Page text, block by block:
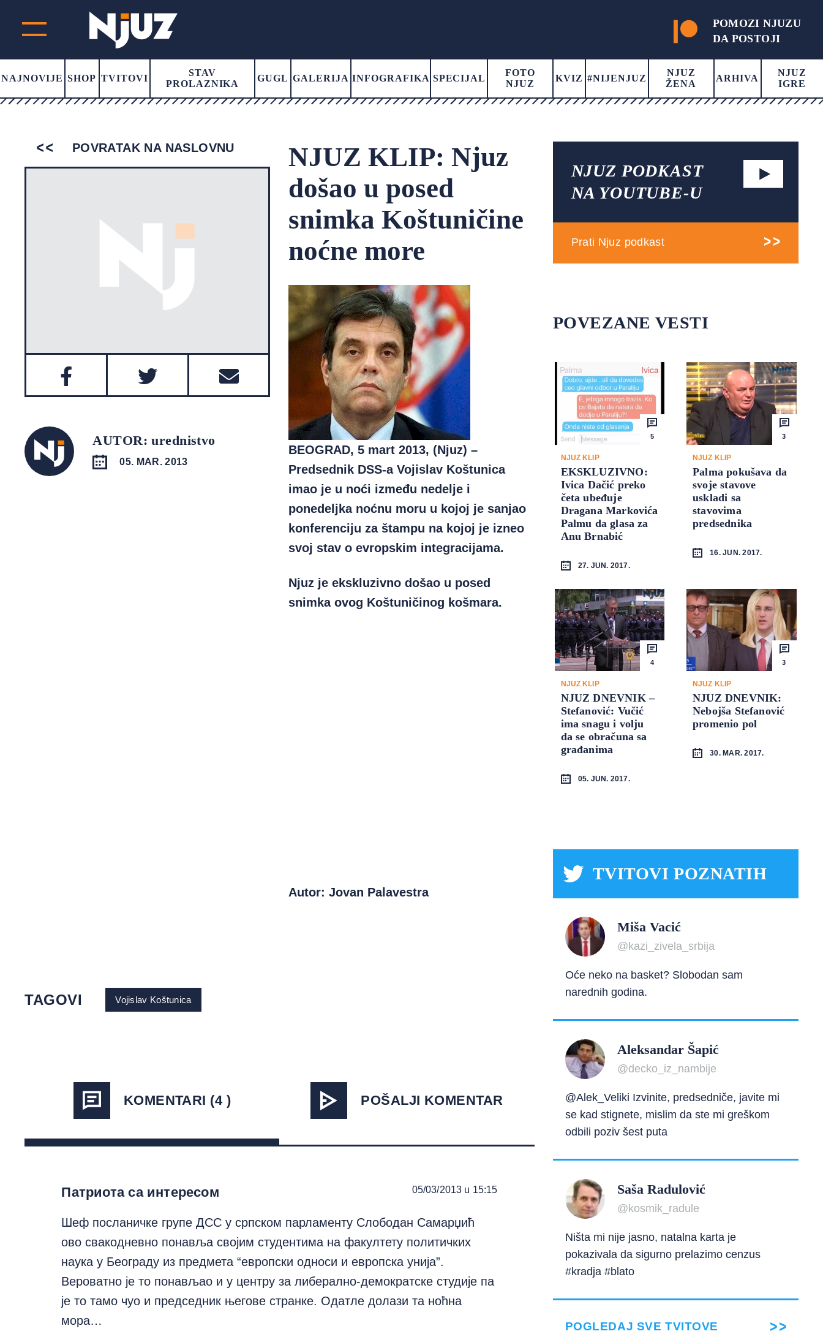
POMOZI NJUZU
DA POSTOJI
NAJNOVIJE SHOP TVITOVI
STAV
PROLAZNIKA
GUGL GALERIJA INFOGRAFIKA SPECIJAL
FOTO
NJUZ
KVIZ #NIJENJUZ
NJUZ
ŽENA
ARHIVA
NJUZ
IGRE
POVRATAK NA NASLOVNU
AUTOR: urednistvo
05. MAR. 2013
NJUZ KLIP: Njuz
došao u posed
snimka Koštuničine
noćne more
BEOGRAD, 5 mart 2013, (Njuz) –
Predsednik DSS-a Vojislav Koštunica
imao je u noći između nedelje i
ponedeljka noćnu moru u kojoj je sanjao
konferenciju za štampu na kojoj je izneo
svoj stav o evropskim integracijama.
Njuz je ekskluzivno došao u posed
snimka ovog Koštuničinog košmara.
Autor: Jovan Palavestra
TAGOVI Vojislav Koštunica
KOMENTARI (4 ) POŠALJI KOMENTAR
Патриота са интересом 05/03/2013 u 15:15
Шеф посланичке групе ДСС у српском парламенту Слободан Самарџић
ово свакодневно понавља својим студентима на факултету политичких
наука у Београду из предмета “европски односи и европска унија”.
Вероватно је то понављао и у центру за либерално-демократске студије па
је то тамо чуо и председник његове странке. Одатле долази та ноћна
мора…
NJUZ PODKAST
NA YOUTUBE-U
Prati Njuz podkast
POVEZANE VESTI
5
NJUZ KLIP
EKSKLUZIVNO:
Ivica Dačić preko
četa ubeđuje
Dragana Markovića
Palmu da glasa za
Anu Brnabić
27. JUN. 2017.
3
NJUZ KLIP
Palma pokušava da
svoje stavove
uskladi sa
stavovima
predsednika
16. JUN. 2017.
4
NJUZ KLIP
NJUZ DNEVNIK –
Stefanović: Vučić
ima snagu i volju
da se obračuna sa
građanima
05. JUN. 2017.
3
NJUZ KLIP
NJUZ DNEVNIK:
Nebojša Stefanović
promenio pol
30. MAR. 2017.
TVITOVI POZNATIH
Miša Vacić
@kazi_zivela_srbija
Oće neko na basket? Slobodan sam
narednih godina.
Aleksandar Šapić
@decko_iz_nambije
@Alek_Veliki Izvinite, predsedniče, javite mi
se kad stignete, mislim da ste mi greškom
odbili poziv šest puta
Saša Radulović
@kosmik_radule
Ništa mi nije jasno, natalna karta je
pokazivala da sigurno prelazimo cenzus
#kradja #blato
POGLEDAJ SVE TVITOVE